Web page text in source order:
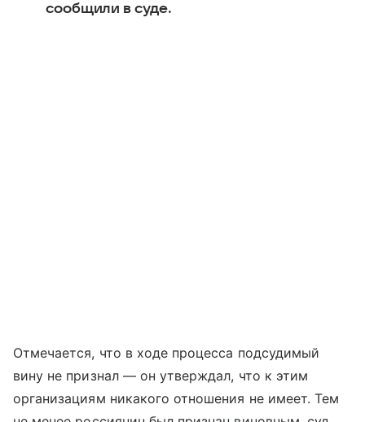
сообщили в суде.
Отмечается, что в ходе процесса подсудимый
вину не признал — он утверждал, что к этим
организациям никакого отношения не имеет. Тем